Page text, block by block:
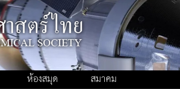
ห้องสมุด สมาคม